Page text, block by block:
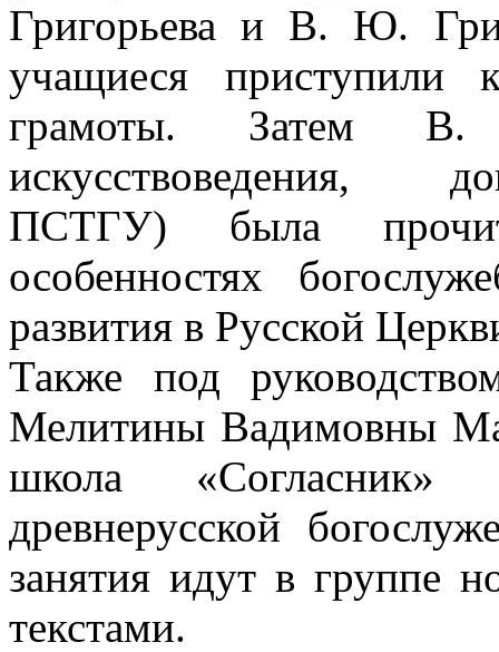
Григорьева и В. Ю.
учащиеся приступили
грамоты. Затем
искусствоведения,
ПСТГУ) была
особенностях
развития в Русской
Также под
Мелитины Вадимовны
школа
древнерусской
занятия идут в группе
текстами.